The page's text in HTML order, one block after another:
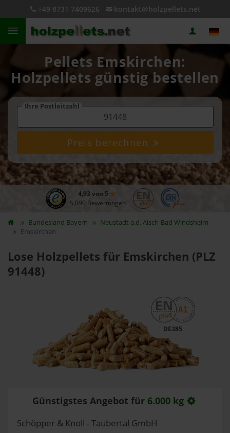
+49 8731 7409626 kontakt@holzpellets.net
Pellets Emskirchen:
Holzpellets günstig bestellen
Ihre Postleitzahl
Preis berechnen
4,93 von 5
5.090 Bewertungen
Bundesland Bayern
Neustadt a.d. Aisch-Bad Windsheim
Emskirchen
Lose Holzpellets für Emskirchen (PLZ
91448)
DE385
Günstigstes Angebot für 6.000 kg
Schöpper & Knoll - Taubertal GmbH